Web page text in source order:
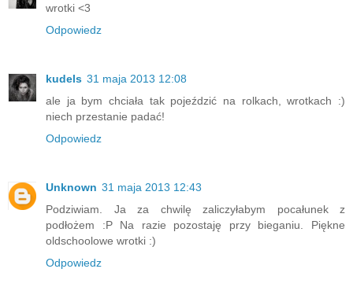
wrotki <3
Odpowiedz
kudels 31 maja 2013 12:08
ale ja bym chciała tak pojeździć na rolkach, wrotkach :)
niech przestanie padać!
Odpowiedz
Unknown 31 maja 2013 12:43
Podziwiam. Ja za chwilę zaliczyłabym pocałunek z
podłożem :P Na razie pozostaję przy bieganiu. Piękne
oldschoolowe wrotki :)
Odpowiedz